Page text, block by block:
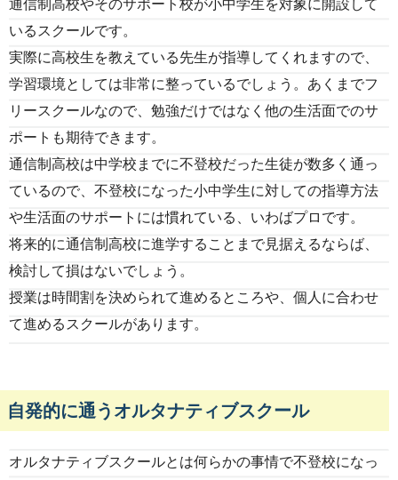
通信制高校やそのサポート校が小中学生を対象に開設して
いるスクールです。
実際に高校生を教えている先生が指導してくれますので、
学習環境としては非常に整っているでしょう。あくまでフ
リースクールなので、勉強だけではなく他の生活面でのサ
ポートも期待できます。
通信制高校は中学校までに不登校だった生徒が数多く通っ
ているので、不登校になった小中学生に対しての指導方法
や生活面のサポートには慣れている、いわばプロです。
将来的に通信制高校に進学することまで見据えるならば、
検討して損はないでしょう。
授業は時間割を決められて進めるところや、個人に合わせ
て進めるスクールがあります。
自発的に通うオルタナティブスクール
オルタナティブスクールとは何らかの事情で不登校になっ